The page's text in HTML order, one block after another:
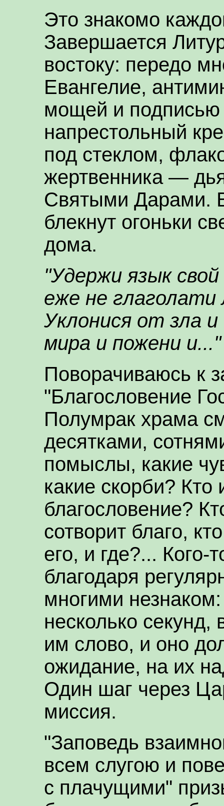
Это знакомо
Завершается
востоку: передо
Евангелие,
мощей и подписью
напрестольный
под стеклом,
жертвенника —
Святыми Дарами.
блекнут огоньки
дома.
"Удержи язык
еже не глаголати
Уклонися от зла
мира и пожени и..."
Поворачиваюсь к
"Благословение
Полумрак храма
десятками,
помыслы, какие
какие скорби? Кто
благословение?
сотворит благо,
его, и где?...
благодаря
многими
несколько
им слово, и оно
ожидание, на их
Один шаг через
миссия.
"Заповедь
всем слугою и
с плачущими"